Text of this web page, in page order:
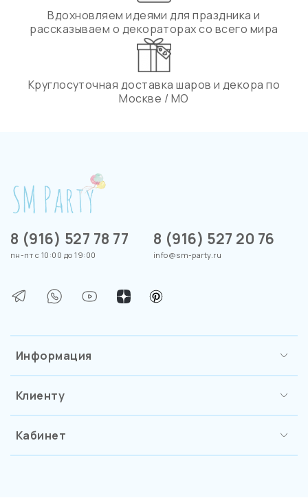
Вдохновляем идеями для праздника и
рассказываем о декораторах со всего мира
Круглосуточная доставка шаров и декора по
Москве / МО
Информация
Клиенту
Кабинет
8 (916) 527 78 77
пн-пт с 10:00 до 19:00
8 (916) 527 20 76
info@sm-party.ru